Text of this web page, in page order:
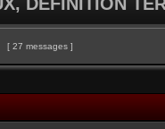
[ 27 messages ]